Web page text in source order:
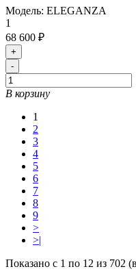
Модель: ELEGANZA
1
68 600 ₽
+
-
В корзину
1
2
3
4
5
6
7
8
9
>
>|
Показано с 1 по 12 из 702